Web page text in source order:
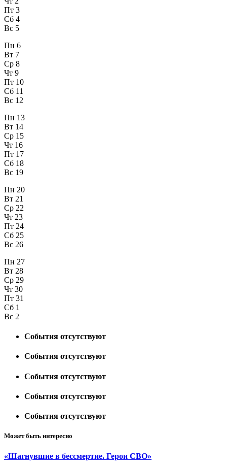
Пт 3
Сб 4
Вс 5
Пн 6
Вт 7
Ср 8
Чт 9
Пт 10
Сб 11
Вс 12
Пн 13
Вт 14
Ср 15
Чт 16
Пт 17
Сб 18
Вс 19
Пн 20
Вт 21
Ср 22
Чт 23
Пт 24
Сб 25
Вс 26
Пн 27
Вт 28
Ср 29
Чт 30
Пт 31
Сб 1
Вс 2
События отсутствуют
События отсутствуют
События отсутствуют
События отсутствуют
События отсутствуют
Может быть интересно
«Шагнувшие в бессмертие. Герои СВО»